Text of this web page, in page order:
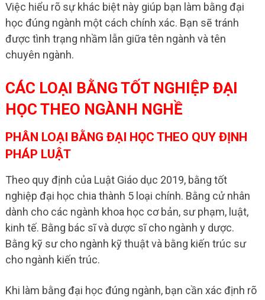
Việc hiểu rõ sự khác biệt này giúp bạn làm bằng đại
học đúng ngành một cách chính xác. Bạn sẽ tránh
được tình trạng nhầm lẫn giữa tên ngành và tên
chuyên ngành.
CÁC LOẠI BẰNG TỐT NGHIỆP ĐẠI
HỌC THEO NGÀNH NGHỀ
PHÂN LOẠI BẰNG ĐẠI HỌC THEO QUY ĐỊNH
PHÁP LUẬT
Theo quy định của Luật Giáo dục 2019, bằng tốt
nghiệp đại học chia thành 5 loại chính. Bằng cử nhân
dành cho các ngành khoa học cơ bản, sư phạm, luật,
kinh tế. Bằng bác sĩ và dược sĩ cho ngành y dược.
Bằng kỹ sư cho ngành kỹ thuật và bằng kiến trúc sư
cho ngành kiến trúc.
Khi làm bằng đại học đúng ngành, bạn cần xác định rõ